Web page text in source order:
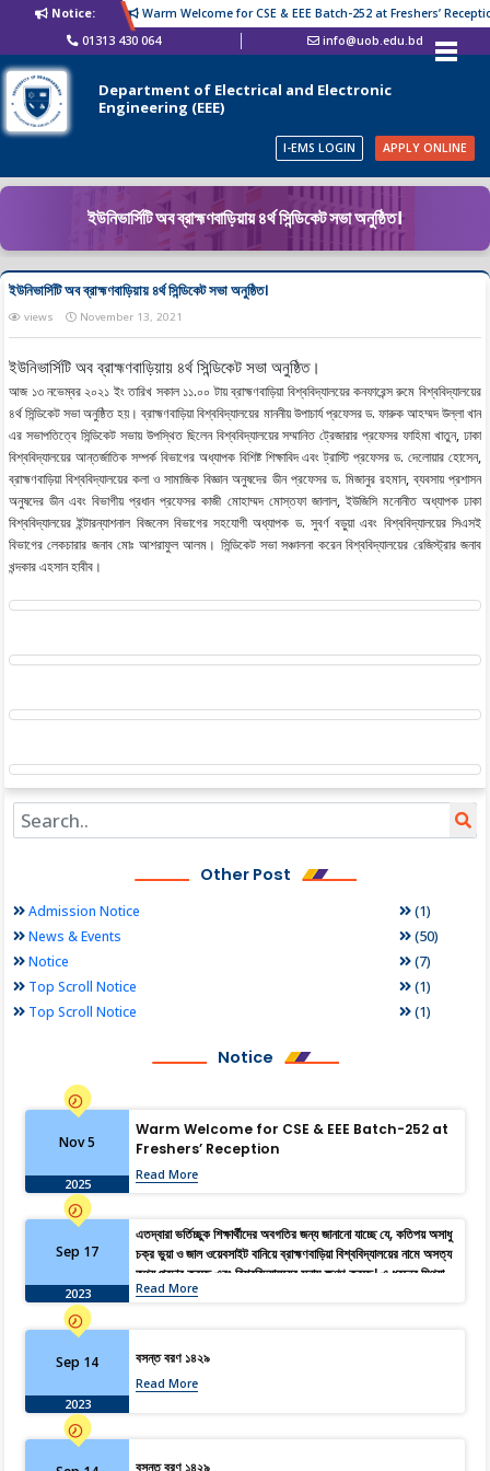
Notice:
Warm Welcome for CSE & EEE Batch-252 at Freshers’ Reception
01313 430 064
info@uob.edu.bd
Department of Electrical and Electronic
Engineering (EEE)
I-EMS LOGIN APPLY ONLINE
ইউনিভার্সিটি অব ব্রাহ্মণবাড়িয়ায় ৪র্থ সিন্ডিকেট সভা অনুষ্ঠিত।
ইউনিভার্সিটি অব ব্রাহ্মণবাড়িয়ায় ৪র্থ সিন্ডিকেট সভা অনুষ্ঠিত।
views November 13, 2021
ইউনিভার্সিটি অব ব্রাহ্মণবাড়িয়ায় ৪র্থ সিন্ডিকেট সভা অনুষ্ঠিত।
আজ ১৩ নভেম্বর ২০২১ ইং তারিখ সকাল ১১.০০ টায় ব্রাহ্মণবাড়িয়া বিশ্ববিদ্যালয়ের কনফারেন্স রুমে বিশ্ববিদ্যালয়ের
৪র্থ সিন্ডিকেট সভা অনুষ্ঠিত হয়। ব্রাহ্মণবাড়িয়া বিশ্ববিদ্যালয়ের মাননীয় উপাচার্য প্রফেসর ড. ফারুক আহম্মদ উল্লা খান
এর সভাপতিত্বে সিন্ডিকেট সভায় উপস্থিত ছিলেন বিশ্ববিদ্যালয়ের সম্মানিত ট্রেজারার প্রফেসর ফাহিমা খাতুন, ঢাকা
বিশ্ববিদ্যালয়ের আন্তর্জাতিক সম্পর্ক বিভাগের অধ্যাপক বিশিষ্ট শিক্ষাবিদ এবং ট্রাস্টি প্রফেসর ড. দেলোয়ার হোসেন,
ব্রাহ্মণবাড়িয়া বিশ্ববিদ্যালয়ের কলা ও সামাজিক বিজ্ঞান অনুষদের ডীন প্রফেসর ড. মিজানুর রহমান, ব্যবসায় প্রশাসন
অনুষদের ডীন এবং বিভাগীয় প্রধান প্রফেসর কাজী মোহাম্মদ মোস্তফা জালাল, ইউজিসি মনোনীত অধ্যাপক ঢাকা
বিশ্ববিদ্যালয়ের ইন্টারন্যাশনাল বিজনেস বিভাগের সহযোগী অধ্যাপক ড. সুবর্ণ বড়ুয়া এবং বিশ্ববিদ্যালয়ের সিএসই
বিভাগের লেকচারার জনাব মোঃ আশরাফুল আলম। সিন্ডিকেট সভা সঞ্চালনা করেন বিশ্ববিদ্যালয়ের রেজিস্ট্রার জনাব
খন্দকার এহসান হাবীব।
Other Post
Admission Notice (1)
News & Events (50)
Notice (7)
Top Scroll Notice (1)
Top Scroll Notice (1)
Notice
Nov 5
2025
Warm Welcome for CSE & EEE Batch-252 at
Freshers’ Reception
Read More
Sep 17
2023
এতদ্বারা ভর্তিচ্ছুক শিক্ষার্থীদের অবগতির জন্য জানানো যাচ্ছে যে, কতিপয় অসাধু
চক্র ভুয়া ও জাল ওয়েবসাইট বানিয়ে ব্রাহ্মণবাড়িয়া বিশ্ববিদ্যালয়ের নামে অসত্য
তথ্য প্রচার করছে এবং বিশ্ববিদ্যালয়ের সুনাম ক্ষুণ্ণ করছে। এ ধরনের মিথ্যা,
বানোয়াট ও বিভ্রান্তিমূলক তথ্য হতে সজাগ থাকার জন্য সকল শিক্ষার্থী ও
Read More
Sep 14
2023
বসন্ত বরণ ১৪২৯
Read More